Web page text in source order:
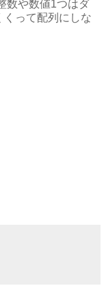
数や数値1つはダ
くって配列にしな